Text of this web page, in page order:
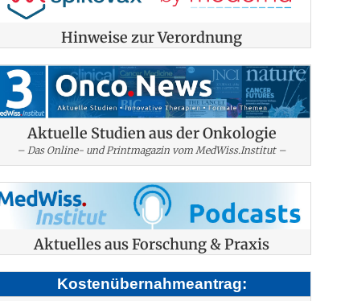
Hinweise zur Verordnung
Aktuelle Studien aus der Onkologie
– Das Online- und Printmagazin vom MedWiss.Institut –
Aktuelles aus Forschung & Praxis
Kostenübernahmeantrag: